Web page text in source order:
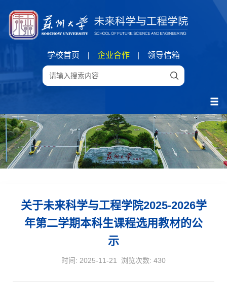
学校首页 | 企业合作 | 领导信箱
关于未来科学与工程学院2025-2026学
年第二学期本科生课程选用教材的公
示
时间: 2025-11-21 浏览次数: 430